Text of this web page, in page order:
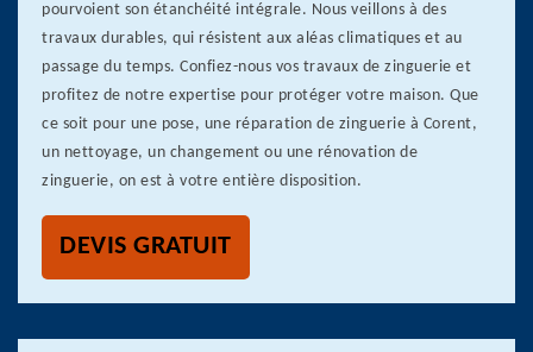
pourvoient son étanchéité intégrale. Nous veillons à des
travaux durables, qui résistent aux aléas climatiques et au
passage du temps. Confiez-nous vos travaux de zinguerie et
profitez de notre expertise pour protéger votre maison. Que
ce soit pour une pose, une réparation de zinguerie à Corent,
un nettoyage, un changement ou une rénovation de
zinguerie, on est à votre entière disposition.
DEVIS GRATUIT